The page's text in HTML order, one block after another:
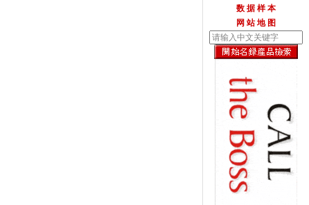
数 据 样 本
网 站 地 图